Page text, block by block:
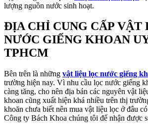
lượng nguồn nước sinh hoạt.
ĐỊA CHỈ CUNG CẤP VẬT
NƯỚC GIẾNG KHOAN
TPHCM
Bên trên là những vật liệu lọc nước giếng
trường hiện nay. Vì nhu cầu lọc nước giếng
càng tăng, cho nên địa bán các nguyên vật
khoan cũng xuất hiện khá nhiều trên thị
khoăn chưa biết nên mua vật liệu lọc ở đâu
Công ty Bách Khoa chúng tôi để nhận được